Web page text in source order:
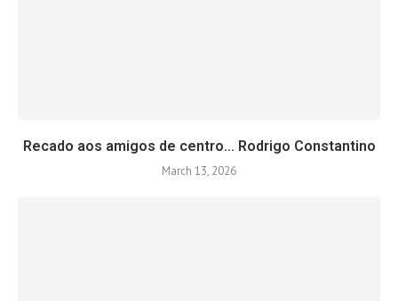
Recado aos amigos de centro… Rodrigo Constantino
March 13, 2026